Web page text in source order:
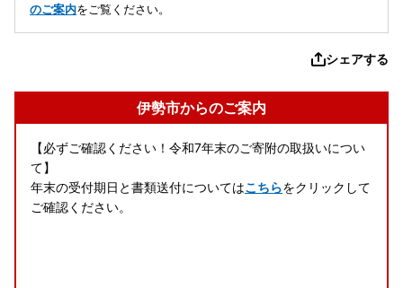
のご案内をご覧ください。
シェアする
伊勢市からのご案内
【必ずご確認ください！令和7年末のご寄附の取扱いについ
て】
年末の受付期日と書類送付についてはこちらをクリックして
ご確認ください。